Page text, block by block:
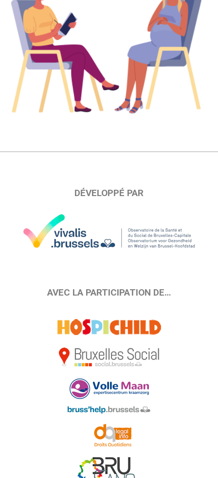
DÉVELOPPÉ PAR
AVEC LA PARTICIPATION DE…